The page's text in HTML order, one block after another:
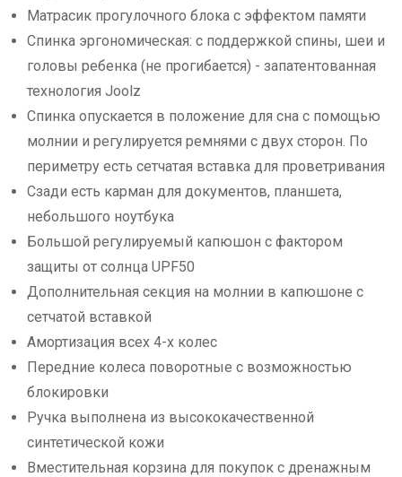
Матрасик прогулочного блока с эффектом памяти
Спинка эргономическая: с поддержкой спины, шеи и
головы ребенка (не прогибается) - запатентованная
технология Joolz
Спинка опускается в положение для сна с помощью
молнии и регулируется ремнями с двух сторон. По
периметру есть сетчатая вставка для проветривания
Сзади есть карман для документов, планшета,
небольшого ноутбука
Большой регулируемый капюшон с фактором
защиты от солнца UPF50
Дополнительная секция на молнии в капюшоне с
сетчатой вставкой
Амортизация всех 4-х колес
Передние колеса поворотные с возможностью
блокировки
Ручка выполнена из высококачественной
синтетической кожи
Вместительная корзина для покупок с дренажным